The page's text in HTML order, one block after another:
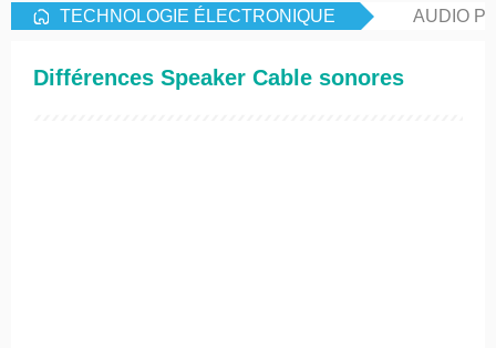
TECHNOLOGIE ÉLECTRONIQUE AUDIO
Différences Speaker Cable sonores